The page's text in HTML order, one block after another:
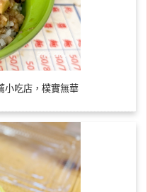
小吃店，樸實無華